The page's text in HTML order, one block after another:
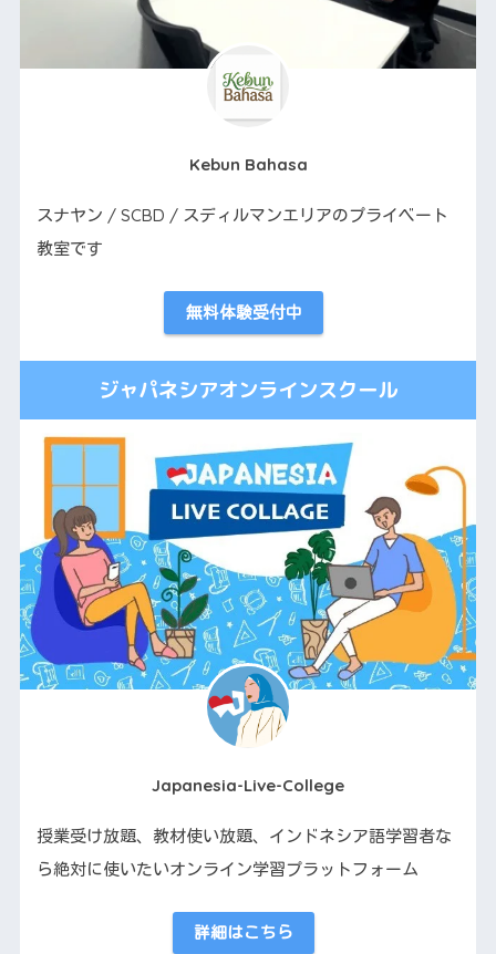
Kebun Bahasa
スナヤン / SCBD / スディルマンエリアのプライベート
教室です
無料体験受付中
ジャパネシアオンラインスクール
Japanesia-Live-College
授業受け放題、教材使い放題、インドネシア語学習者な
ら絶対に使いたいオンライン学習プラットフォーム
詳細はこちら